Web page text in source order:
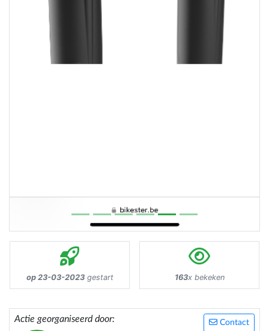
op 23-03-2023gestart 163x bekeken
Contact
Actie georganiseerd door: